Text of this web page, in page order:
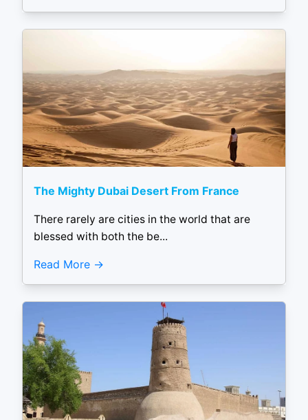
The Mighty Dubai Desert From France
There rarely are cities in the world that are
blessed with both the be...
Read More